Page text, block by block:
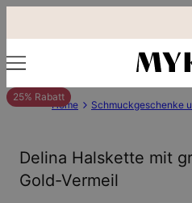
25% Rabatt
Home Schmuckgeschenke
Delina Halskette mit
Gold-Vermeil